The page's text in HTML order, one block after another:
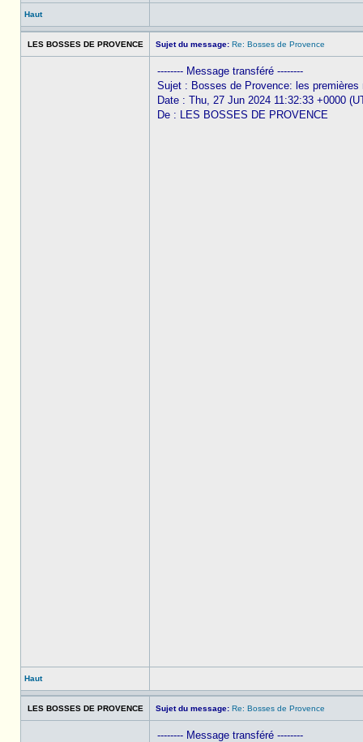
Haut
LES BOSSES DE PROVENCE Sujet du message: Re: Bosses de Provence
-------- Message transféré --------
Sujet : Bosses de Provence: les premières
Date : Thu, 27 Jun 2024 11:32:33 +0000
De : LES BOSSES DE PROVENCE
Haut
LES BOSSES DE PROVENCE Sujet du message: Re: Bosses de Provence
-------- Message transféré --------